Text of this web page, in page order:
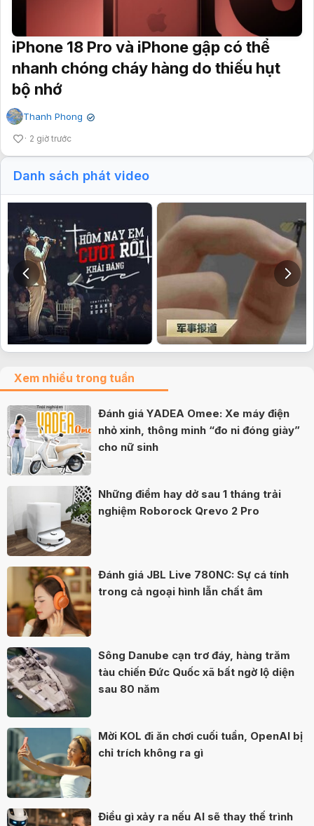
iPhone 18 Pro và iPhone gập có thể
nhanh chóng cháy hàng do thiếu hụt
bộ nhớ
Thanh Phong ✔
2 giờ trước
Danh sách phát video
Xem nhiều trong tuần
Đánh giá YADEA Omee: Xe máy điện
nhỏ xinh, thông minh “đo ni đóng giày”
cho nữ sinh
Những điểm hay dở sau 1 tháng trải
nghiệm Roborock Qrevo 2 Pro
Đánh giá JBL Live 780NC: Sự cá tính
trong cả ngoại hình lẫn chất âm
Sông Danube cạn trơ đáy, hàng trăm
tàu chiến Đức Quốc xã bất ngờ lộ diện
sau 80 năm
Mời KOL đi ăn chơi cuối tuần, OpenAI bị
chỉ trích không ra gì
Điều gì xảy ra nếu AI sẽ thay thế trình